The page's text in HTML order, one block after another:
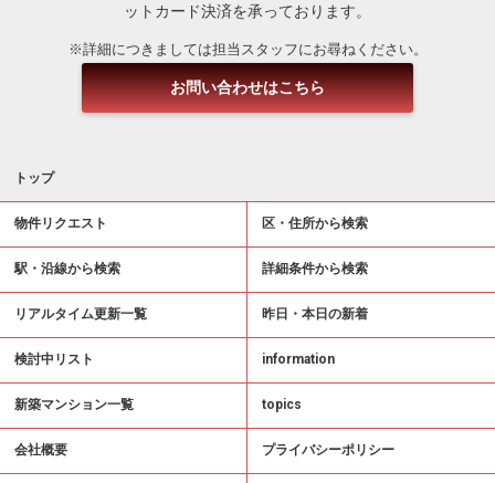
ットカード決済を承っております。
※詳細につきましては担当スタッフにお尋ねください。
お問い合わせはこちら
トップ
物件リクエスト 区・住所から検索
駅・沿線から検索 詳細条件から検索
リアルタイム更新一覧 昨日・本日の新着
検討中リスト information
新築マンション一覧 topics
会社概要 プライバシーポリシー